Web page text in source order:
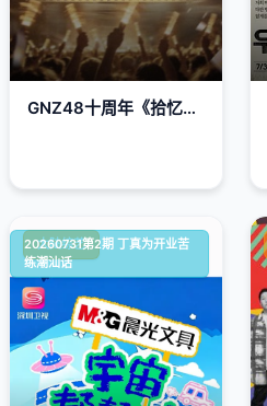
GNZ48十周年《拾忆》纪念片
大陆综艺
20260731第2期 丁真为开业苦
练潮汕话